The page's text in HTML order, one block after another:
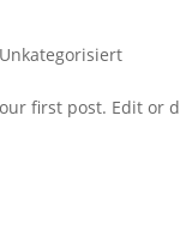
Unkategorisiert
first post. Edit or